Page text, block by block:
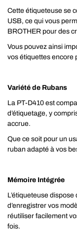
Cette étiqueteuse se
USB, ce qui vous
BROTHER pour des
Vous pouvez ainsi
vos étiquettes encore
Variété de Rubans
La PT-D410 est
d’étiquetage, y
accrue.
Que ce soit pour un
ruban adapté à vos
Mémoire Intégrée
L’étiqueteuse
d’enregistrer vos
réutiliser facilement
fois.